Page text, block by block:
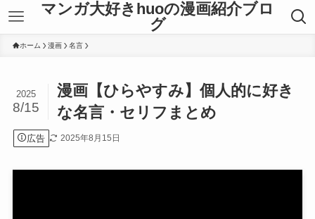
マンガ大好きhuoの漫画紹介ブロ
グ
ホーム 漫画 名言
漫画【ひらやすみ】個人的に好き
な名言・セリフまとめ
2025
8/15
広告 2025年8月15日